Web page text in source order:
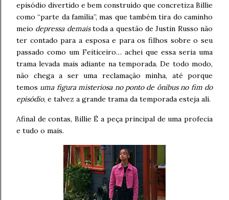
episódio divertido e bem construído que concretiza Billie
como “parte da família”, mas que também tira do caminho
meio depressa demaistoda a questão de Justin Russo não
ter contado para a esposa e para os filhos sobre o seu
passado como um Feiticeiro… achei que essa seria uma
trama levada mais adiante na temporada. De todo modo,
não chega a ser uma reclamação minha, até porque
temos uma figura misteriosa no ponto de ônibus no fim do
episódio, e talvez a grande trama da temporada esteja ali.
Afinal de contas, Billie É a peça principal de uma profecia
e tudo o mais.